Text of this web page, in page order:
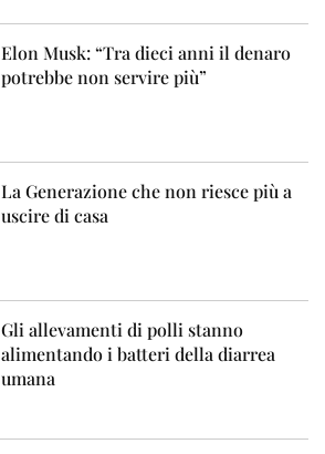
Elon Musk: “Tra dieci anni il denaro
potrebbe non servire più”
La Generazione che non riesce più a
uscire di casa
Gli allevamenti di polli stanno
alimentando i batteri della diarrea
umana